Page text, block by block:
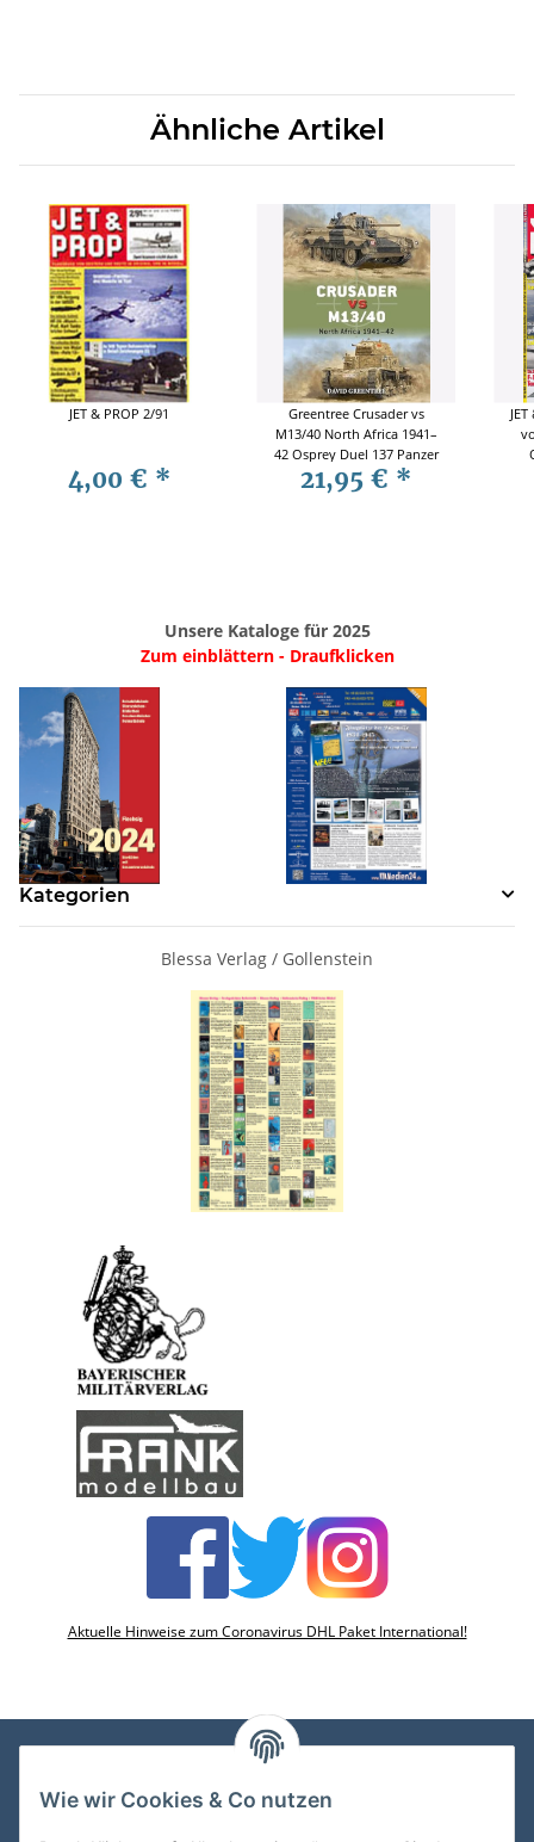
Ähnliche Artikel
JET & PROP 2/91
4,00 € *
Greentree Crusader vs
M13/40 North Africa 1941–
42 Osprey Duel 137 Panzer
21,95 € *
Unsere Kataloge für 2025
Zum einblättern - Draufklicken
Kategorien
Blessa Verlag / Gollenstein
Aktuelle Hinweise zum Coronavirus DHL Paket International!
VDMedien24.de
Wie wir Cookies & Co nutzen